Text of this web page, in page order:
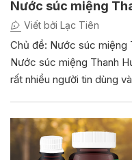
Nước súc miệng
Viết bởi Lạc Tiên
Chủ đề: Nước súc miệng
Nước súc miệng Thanh
rất nhiều người tin dùng